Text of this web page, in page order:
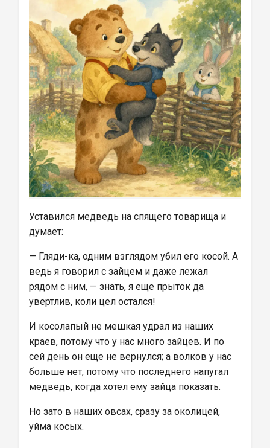
Уставился медведь на спящего товарища и
думает:
— Гляди-ка, одним взглядом убил его косой. А
ведь я говорил с зайцем и даже лежал
рядом с ним, — знать, я еще прыток да
увертлив, коли цел остался!
И косолапый не мешкая удрал из наших
краев, потому что у нас много зайцев. И по
сей день он еще не вернулся; а волков у нас
больше нет, потому что последнего напугал
медведь, когда хотел ему зайца показать.
Но зато в наших овсах, сразу за околицей,
уйма косых.